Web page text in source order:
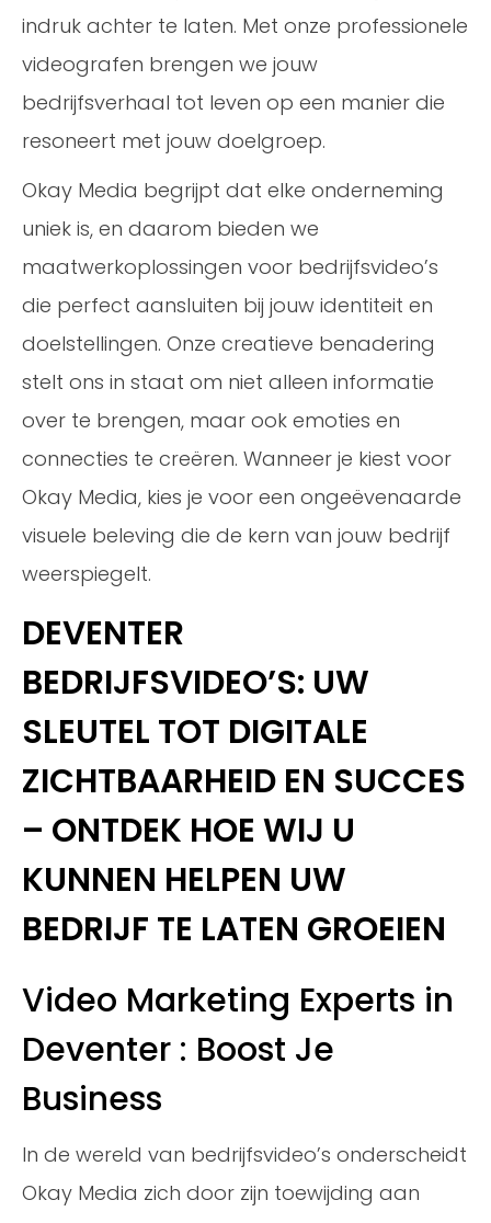
indruk achter te laten. Met onze professionele
videografen brengen we jouw
bedrijfsverhaal tot leven op een manier die
resoneert met jouw doelgroep.
Okay Media begrijpt dat elke onderneming
uniek is, en daarom bieden we
maatwerkoplossingen voor bedrijfsvideo’s
die perfect aansluiten bij jouw identiteit en
doelstellingen. Onze creatieve benadering
stelt ons in staat om niet alleen informatie
over te brengen, maar ook emoties en
connecties te creëren. Wanneer je kiest voor
Okay Media, kies je voor een ongeëvenaarde
visuele beleving die de kern van jouw bedrijf
weerspiegelt.
DEVENTER
BEDRIJFSVIDEO’S: UW
SLEUTEL TOT DIGITALE
ZICHTBAARHEID EN SUCCES
– ONTDEK HOE WIJ U
KUNNEN HELPEN UW
BEDRIJF TE LATEN GROEIEN
Video Marketing Experts in
Deventer : Boost Je
Business
In de wereld van bedrijfsvideo’s onderscheidt
Okay Media zich door zijn toewijding aan